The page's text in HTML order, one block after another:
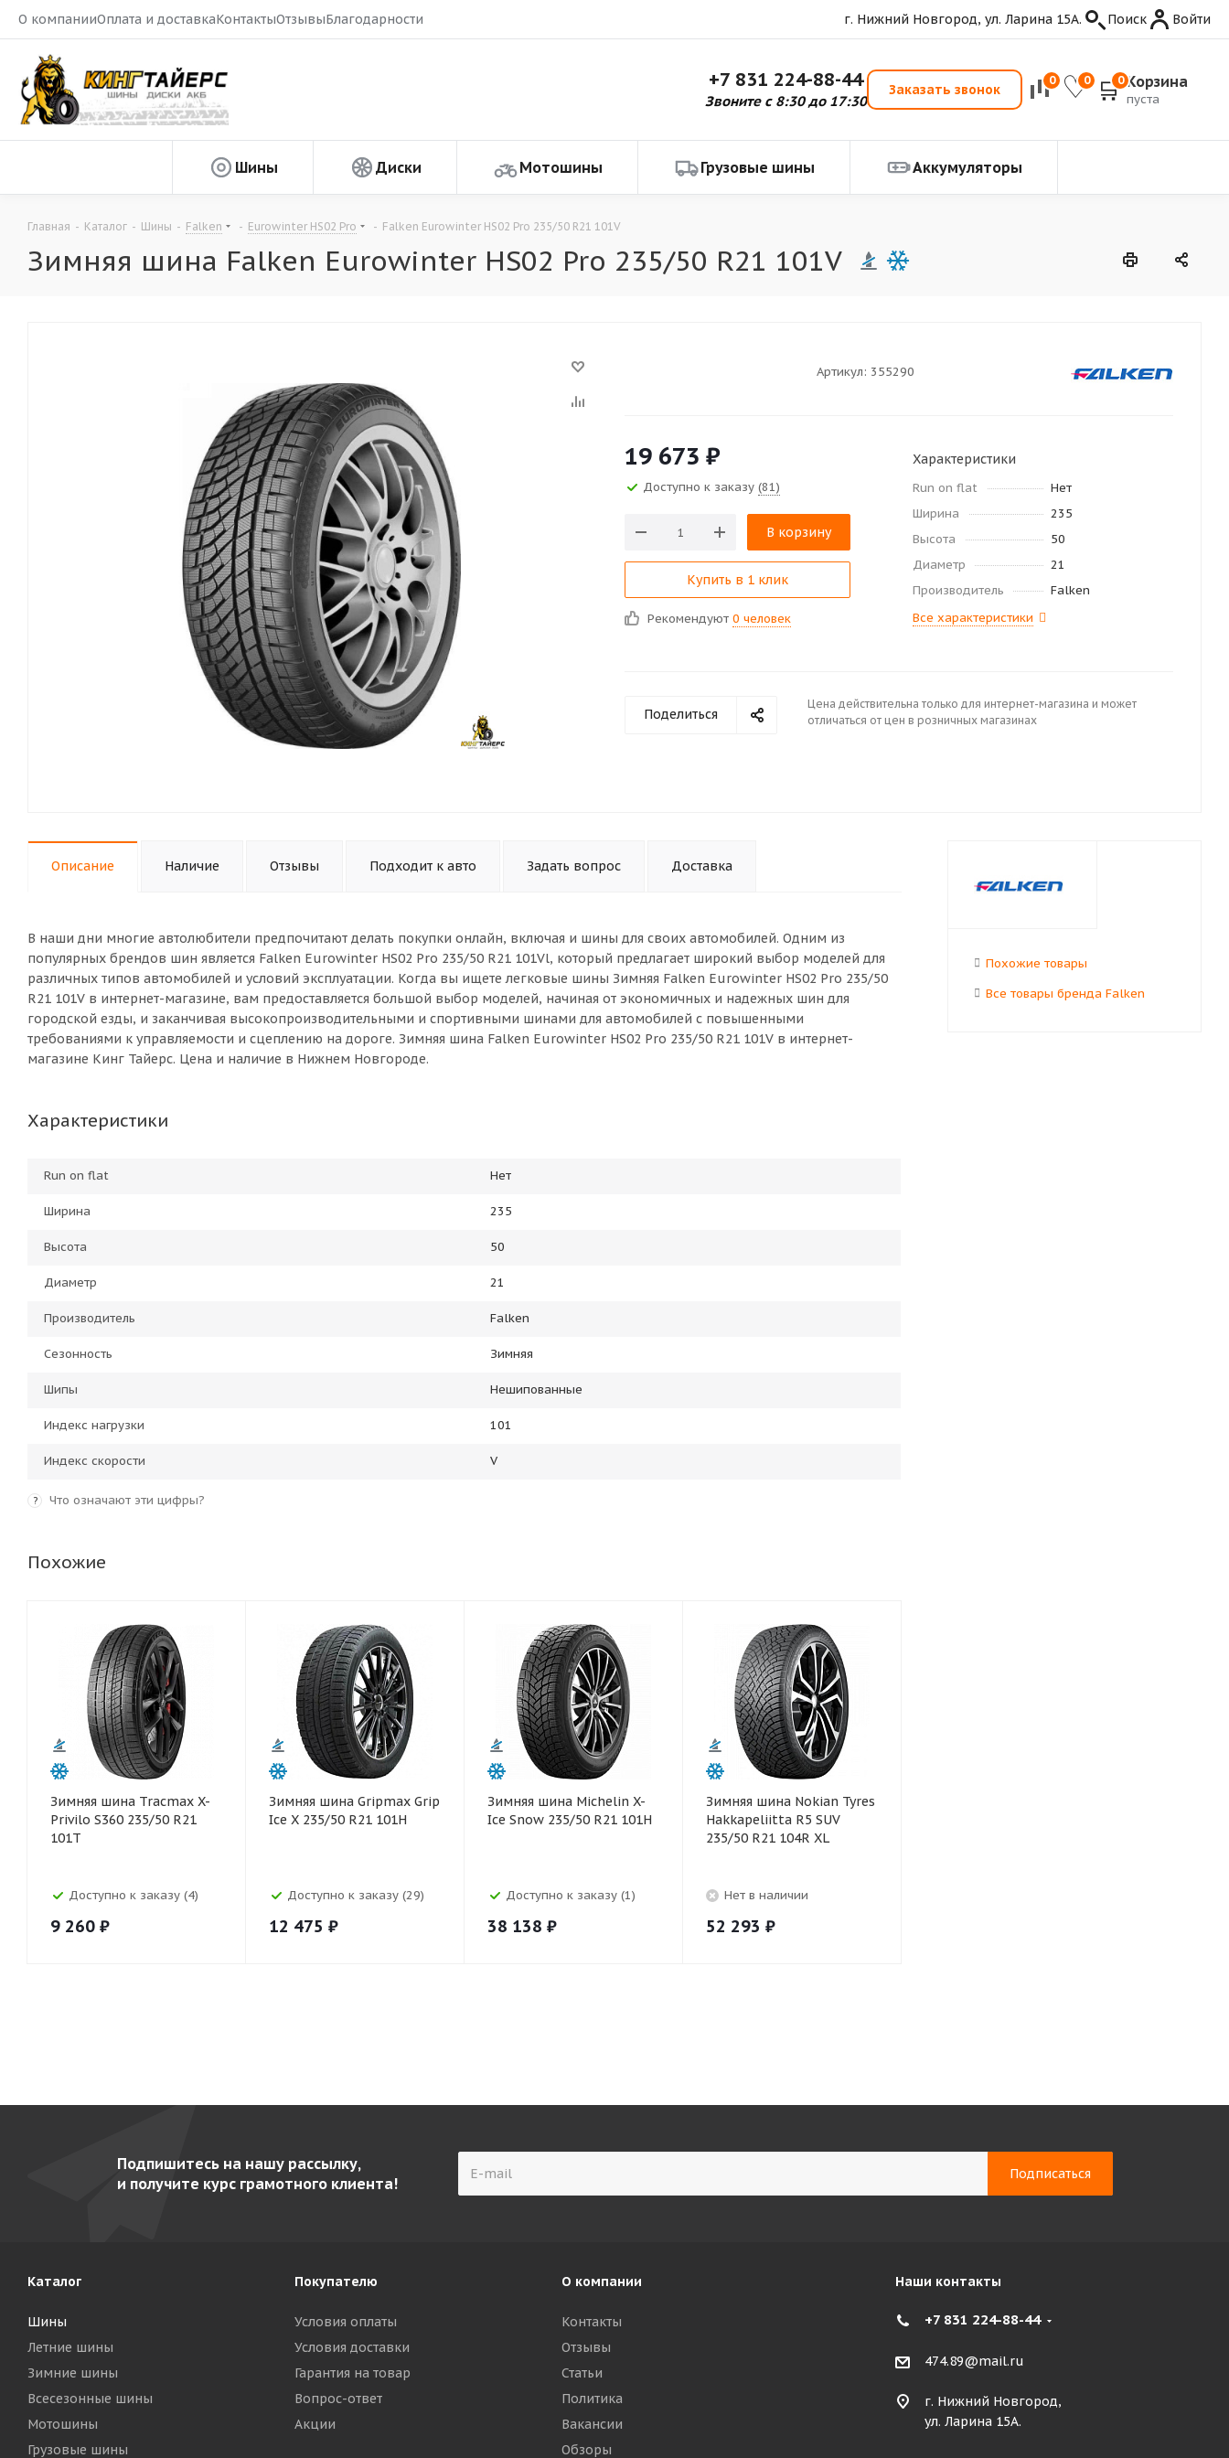
О компанииОплата и доставкаКонтактыОтзывыБлагодарности г. Нижний Новгород, ул. Ларина 15А. Поиск Войти
+7 831 224-88-44
Звоните с 8:30 до 17:30
Заказать звонок
0 0 0 Корзина
пуста
Шины Диски Мотошины Грузовые шины Аккумуляторы
Главная - Каталог - Шины - Falken - Eurowinter HS02 Pro - Falken Eurowinter HS02 Pro 235/50 R21 101V
Зимняя шина Falken Eurowinter HS02 Pro 235/50 R21 101V
Артикул: 355290
19 673 ₽
Доступно к заказу (81)
В корзину
Купить в 1 клик
Рекомендуют 0 человек
Характеристики
Run on flat
Нет
Ширина
235
Высота
50
Диаметр
21
Производитель
Falken
Все характеристики
Поделиться
Цена действительна только для интернет-магазина и может
отличаться от цен в розничных магазинах
Описание Наличие Отзывы Подходит к авто Задать вопрос Доставка
В наши дни многие автолюбители предпочитают делать покупки онлайн, включая и шины для своих автомобилей. Одним из
популярных брендов шин является Falken Eurowinter HS02 Pro 235/50 R21 101Vl, который предлагает широкий выбор моделей для
различных типов автомобилей и условий эксплуатации. Когда вы ищете легковые шины Зимняя Falken Eurowinter HS02 Pro 235/50
R21 101V в интернет-магазине, вам предоставляется большой выбор моделей, начиная от экономичных и надежных шин для
городской езды, и заканчивая высокопроизводительными и спортивными шинами для автомобилей с повышенными
требованиями к управляемости и сцеплению на дороге. Зимняя шина Falken Eurowinter HS02 Pro 235/50 R21 101V в интернет-
магазине Кинг Тайерс. Цена и наличие в Нижнем Новгороде.
Характеристики
Run on flat Нет
Ширина 235
Высота 50
Диаметр 21
Производитель Falken
Сезонность Зимняя
Шипы Нешипованные
Индекс нагрузки 101
Индекс скорости V
? Что означают эти цифры?
Похожие
Зимняя шина Tracmax X-
Privilo S360 235/50 R21
101T
Доступно к заказу (4)
9 260 ₽
Зимняя шина Gripmax Grip
Ice X 235/50 R21 101H
Доступно к заказу (29)
12 475 ₽
Зимняя шина Michelin X-
Ice Snow 235/50 R21 101H
Доступно к заказу (1)
38 138 ₽
Зимняя шина Nokian Tyres
Hakkapeliitta R5 SUV
235/50 R21 104R XL
Нет в наличии
52 293 ₽
Похожие товары
Все товары бренда Falken
Подпишитесь на нашу рассылку,
и получите курс грамотного клиента!
Каталог
Шины
Летние шины
Зимние шины
Всесезонные шины
Мотошины
Грузовые шины
Покупателю
Условия оплаты
Условия доставки
Гарантия на товар
Вопрос-ответ
Акции
О компании
Контакты
Отзывы
Статьи
Политика
Вакансии
Обзоры
Наши контакты
+7 831 224-88-44
474.89@mail.ru
г. Нижний Новгород,
ул. Ларина 15А.